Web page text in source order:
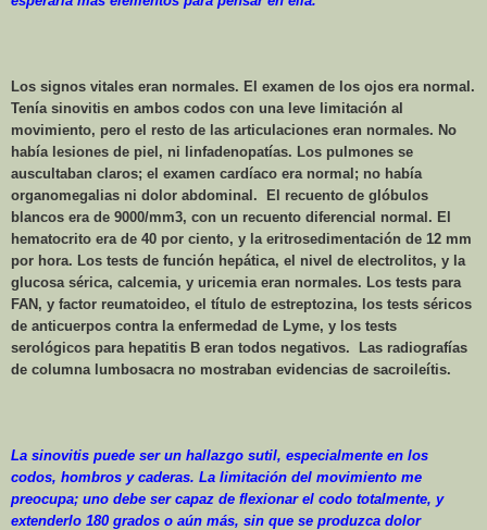
Los signos vitales eran normales. El examen de los ojos era normal.
Tenía sinovitis en ambos codos con una leve limitación al
movimiento, pero el resto de las articulaciones eran normales. No
había lesiones de piel, ni linfadenopatías. Los pulmones se
auscultaban claros; el examen cardíaco era normal; no había
organomegalias ni dolor abdominal.
El recuento de glóbulos
blancos era de 9000/mm3, con un recuento diferencial normal. El
hematocrito era de 40 por ciento, y la eritrosedimentación de 12 mm
por hora. Los tests de función hepática, el nivel de electrolitos, y la
glucosa sérica, calcemia, y uricemia eran normales. Los tests para
FAN, y factor reumatoideo, el título de estreptozina, los tests séricos
de anticuerpos contra la enfermedad de Lyme, y los tests
serológicos para hepatitis B eran todos negativos.
Las radiografías
de columna lumbosacra no mostraban evidencias de sacroileítis.
La sinovitis puede ser un hallazgo sutil, especialmente en los
codos, hombros y caderas. La limitación del movimiento me
preocupa; uno debe ser capaz de flexionar el codo totalmente, y
extenderlo 180 grados o aún más, sin que se produzca dolor